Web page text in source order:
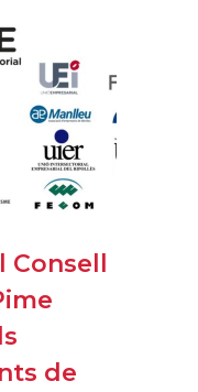
Consell
de